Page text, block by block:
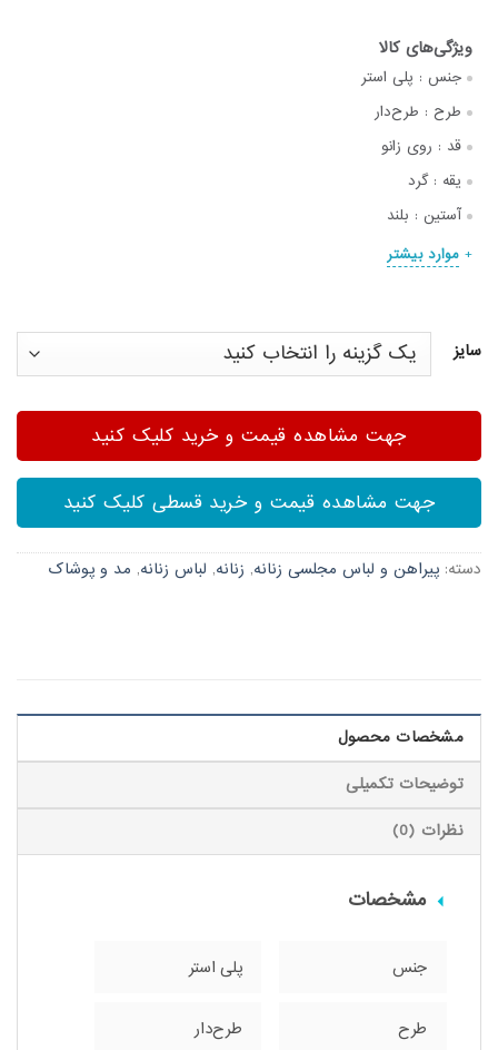
جنس : پلی استر
طرح : طرح‌دار
قد : روی زانو
یقه : گرد
آستین : بلند
موارد بیشتر
سایز
جهت مشاهده قیمت و خرید کلیک کنید
جهت مشاهده قیمت و خرید قسطی کلیک کنید
دسته: پیراهن و لباس مجلسی زنانه, زنانه, لباس زنانه, مد و پوشاک
مشخصات محصول
توضیحات تکمیلی
نظرات (0)
مشخصات
جنس پلی استر
طرح طرح‌دار